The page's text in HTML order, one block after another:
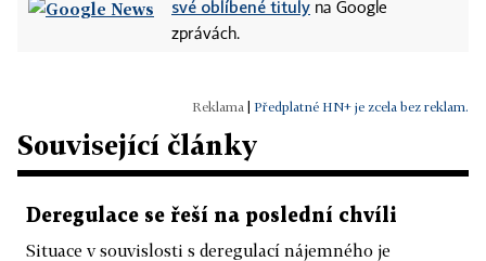
své oblíbené tituly na Google
zprávách.
Předplatné HN+ je zcela bez reklam.
Související články
Deregulace se řeší na poslední chvíli
Situace v souvislosti s deregulací nájemného je